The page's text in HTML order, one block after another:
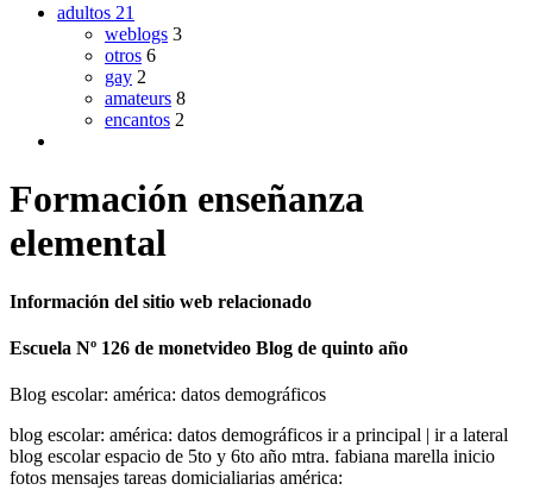
adultos 21
weblogs 3
otros 6
gay 2
amateurs 8
encantos 2
Formación enseñanza
elemental
Información del sitio web relacionado
Escuela Nº 126 de monetvideo Blog de quinto año
Blog escolar: américa: datos demográficos
blog escolar: américa: datos demográficos ir a principal | ir a lateral
blog escolar espacio de 5to y 6to año mtra. fabiana marella inicio
fotos mensajes tareas domicialiarias américa: